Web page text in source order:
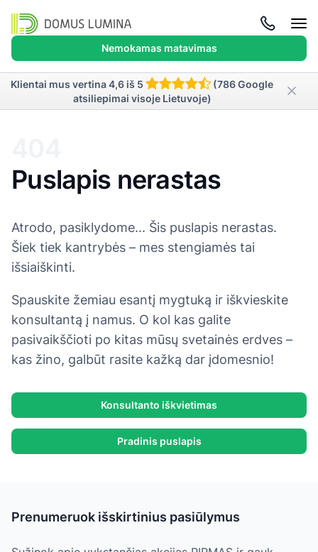
Nemokamas matavimas
Klientai mus vertina 4,6 iš 5
(786 Google
atsiliepimai visoje Lietuvoje)
Puslapis nerastas
Atrodo, pasiklydome... Šis puslapis nerastas.
Šiek tiek kantrybės – mes stengiamės tai
išsiaiškinti.
Spauskite žemiau esantį mygtuką ir iškvieskite
konsultantą į namus. O kol kas galite
pasivaikščioti po kitas mūsų svetainės erdves –
kas žino, galbūt rasite kažką dar įdomesnio!
Konsultanto iškvietimas
Pradinis puslapis
Prenumeruok išskirtinius pasiūlymus